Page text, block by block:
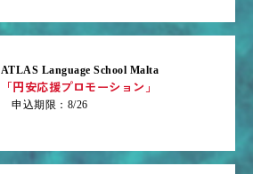
ATLAS Language School Malta
「円安応援プロモーション」
申込期限：8/26